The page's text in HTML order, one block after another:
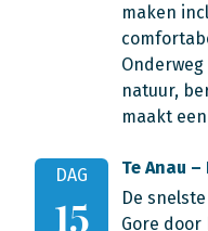
maken
natuur,
maakt
DAG
15
Te Anau
De
Gore